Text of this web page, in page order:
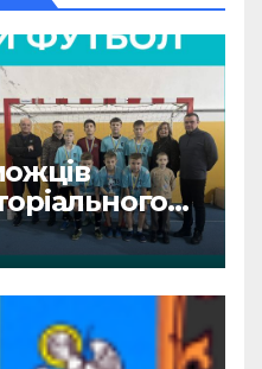
о-пліч:
ліги»